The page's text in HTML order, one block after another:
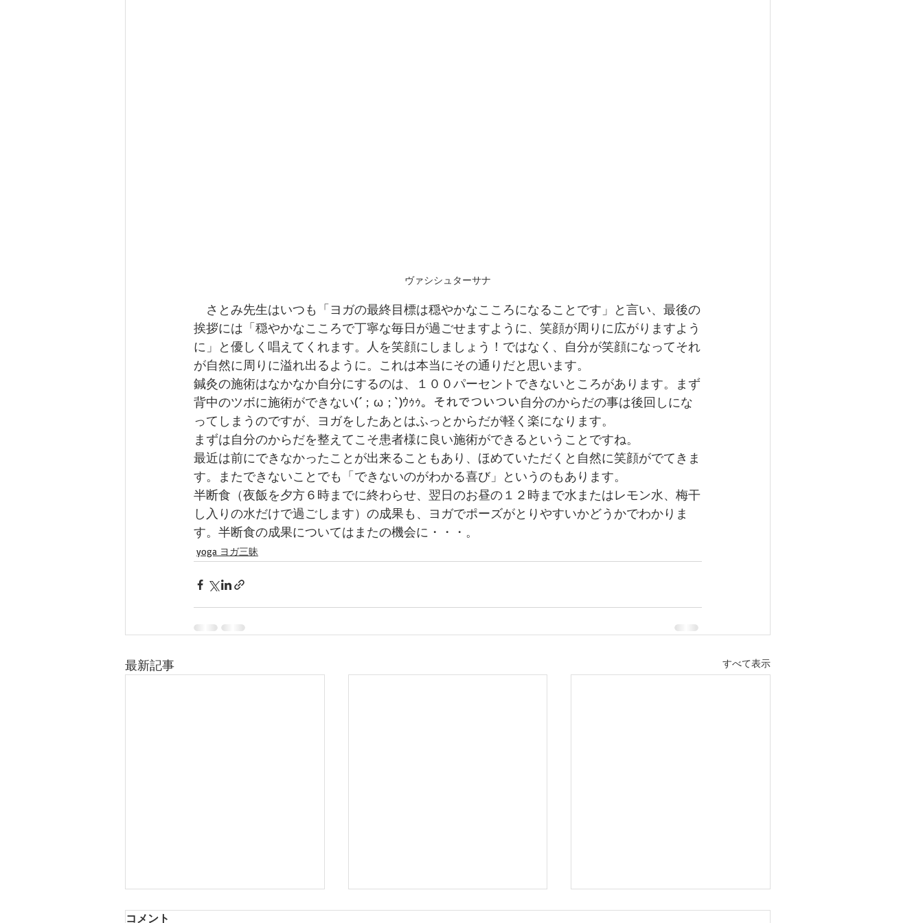
ヴァシシュターサナ
さとみ先生はいつも「ヨガの最終目標は穏やかなこころになることです」と言い、最後の
挨拶には「穏やかなこころで丁寧な毎日が過ごせますように、笑顔が周りに広がりますよう
に」と優しく唱えてくれます。人を笑顔にしましょう！ではなく、自分が笑顔になってそれ
が自然に周りに溢れ出るように。これは本当にその通りだと思います。
鍼灸の施術はなかなか自分にするのは、１００パーセントできないところがあります。まず
背中のツボに施術ができない(´；ω；`)ｳｩｩ。それでついつい自分のからだの事は後回しにな
ってしまうのですが、ヨガをしたあとはふっとからだが軽く楽になります。
まずは自分のからだを整えてこそ患者様に良い施術ができるということですね。
最近は前にできなかったことが出来ることもあり、ほめていただくと自然に笑顔がでてきま
す。またできないことでも「できないのがわかる喜び」というのもあります。
半断食（夜飯を夕方６時までに終わらせ、翌日のお昼の１２時まで水またはレモン水、梅干
し入りの水だけで過ごします）の成果も、ヨガでポーズがとりやすいかどうかでわかりま
す。半断食の成果についてはまたの機会に・・・。
yoga ヨガ三昧
最新記事 すべて表示
コメント